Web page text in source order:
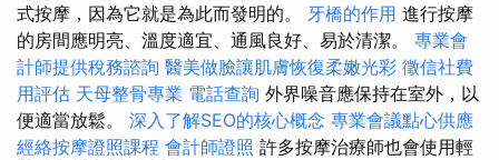
式按摩，因為它就是為此而發明的。 牙橋的作用 進行按摩
的房間應明亮、溫度適宜、通風良好、易於清潔。 專業會
計師提供稅務諮詢 醫美做臉讓肌膚恢復柔嫩光彩 徵信社費
用評估 天母整骨專業 電話查詢 外界噪音應保持在室外，以
便適當放鬆。 深入了解SEO的核心概念 專業會議點心供應
經絡按摩證照課程 會計師證照 許多按摩治療師也會使用輕